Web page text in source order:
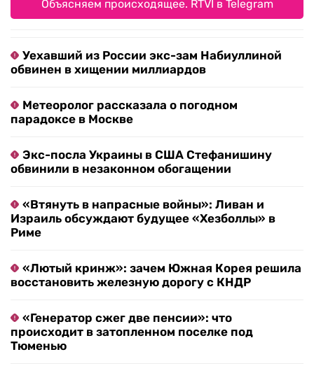
Объясняем происходящее. RTVI в Telegram
Уехавший из России экс-зам Набиуллиной
обвинен в хищении миллиардов
Метеоролог рассказала о погодном
парадоксе в Москве
Экс-посла Украины в США Стефанишину
обвинили в незаконном обогащении
«Втянуть в напрасные войны»: Ливан и
Израиль обсуждают будущее «Хезболлы» в
Риме
«Лютый кринж»: зачем Южная Корея решила
восстановить железную дорогу с КНДР
«Генератор сжег две пенсии»: что
происходит в затопленном поселке под
Тюменью